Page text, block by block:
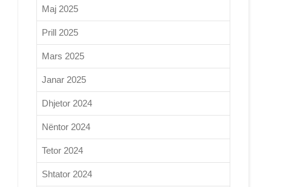
Maj 2025
Prill 2025
Mars 2025
Janar 2025
Dhjetor 2024
Nëntor 2024
Tetor 2024
Shtator 2024